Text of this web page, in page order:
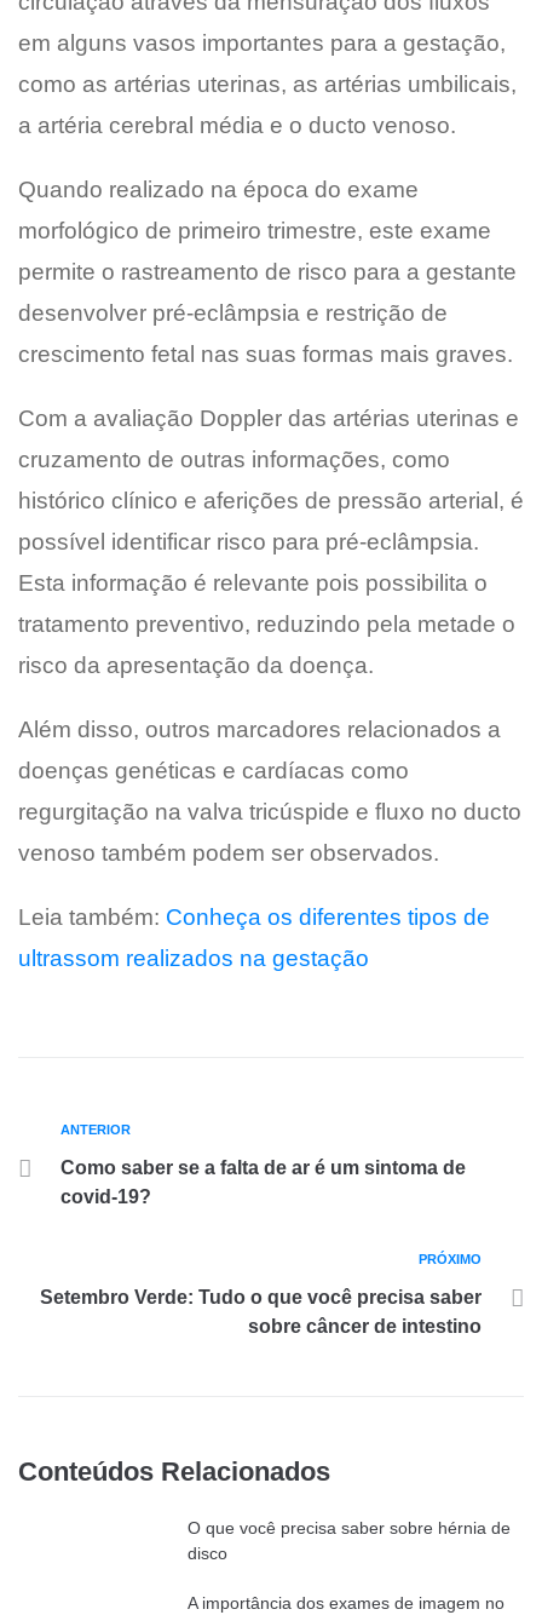
em alguns vasos importantes para a gestação,
como as artérias uterinas, as artérias umbilicais,
a artéria cerebral média e o ducto venoso.
Quando realizado na época do exame
morfológico de primeiro trimestre, este exame
permite o rastreamento de risco para a gestante
desenvolver pré-eclâmpsia e restrição de
crescimento fetal nas suas formas mais graves.
Com a avaliação Doppler das artérias uterinas e
cruzamento de outras informações, como
histórico clínico e aferições de pressão arterial, é
possível identificar risco para pré-eclâmpsia.
Esta informação é relevante pois possibilita o
tratamento preventivo, reduzindo pela metade o
risco da apresentação da doença.
Além disso, outros marcadores relacionados a
doenças genéticas e cardíacas como
regurgitação na valva tricúspide e fluxo no ducto
venoso também podem ser observados.
Leia também: Conheça os diferentes tipos de
ultrassom realizados na gestação
ANTERIOR
Como saber se a falta de ar é um sintoma de
covid-19?
PRÓXIMO
Setembro Verde: Tudo o que você precisa saber
sobre câncer de intestino
Conteúdos Relacionados
O que você precisa saber sobre hérnia de
disco
A importância dos exames de imagem no